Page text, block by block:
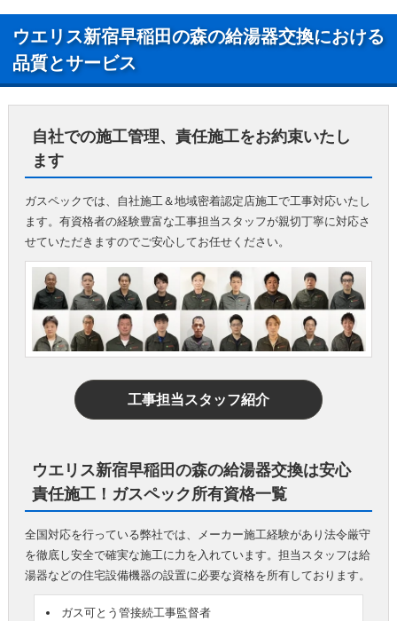
ウエリス新宿早稲田の森の給湯器交換における
品質とサービス
自社での施工管理、責任施工をお約束いたし
ます
ガスペックでは、自社施工＆地域密着認定店施工で工事対応いたし
ます。有資格者の経験豊富な工事担当スタッフが親切丁寧に対応さ
せていただきますのでご安心してお任せください。
工事担当スタッフ紹介
ウエリス新宿早稲田の森の給湯器交換は安心
責任施工！ガスペック所有資格一覧
全国対応を行っている弊社では、メーカー施工経験があり法令厳守
を徹底し安全で確実な施工に力を入れています。担当スタッフは給
湯器などの住宅設備機器の設置に必要な資格を所有しております。
ガス可とう管接続工事監督者